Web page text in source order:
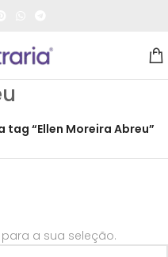
“Ellen Moreira Abreu”
a sua seleção.